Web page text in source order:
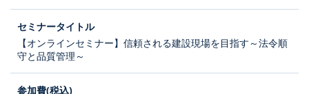
【オンラインセミナー】信頼される建設現場を目指す～法令順
守と品質管理～